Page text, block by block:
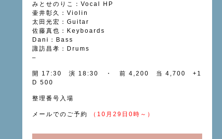
みとせのりこ：Vocal
HP
壷井彰久：Violin
太田光宏：Guitar
佐藤真也：Keyboards
Dani：Bass
諏訪昌孝：Drums
–
開 17:30 演 18:30 ・ 前 4,200 当 4,700 +1
D 500
整理番号入場
メールでのご予約 （10月29日0時～）